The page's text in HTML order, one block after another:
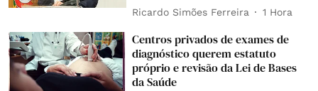
Ricardo Simões Ferreira 1 Hora
Centros privados de exames de
diagnóstico querem estatuto
próprio e revisão da Lei de Bases
da Saúde